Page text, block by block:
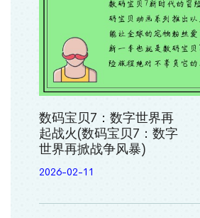
数码宝贝7：数字世界再
起战火(数码宝贝7：数字
世界再掀战争风暴)
2026-02-11